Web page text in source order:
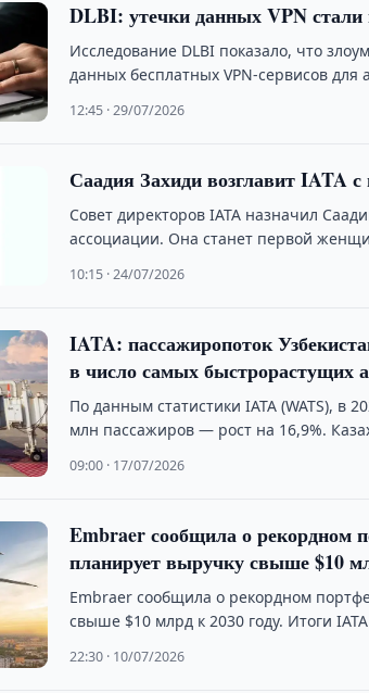
DLBI: утечки данных VPN
Исследование DLBI показало, что
данных бесплатных VPN-сервисов для
12:45 · 29/07/2026
Саадия Захиди возглавит IATA с
Совет директоров IATA назначил
ассоциации. Она станет первой
10:15 · 24/07/2026
IATA: пассажиропоток
в число самых быстрорастущих
По данным статистики IATA (WATS), в
млн пассажиров — рост на 16,9%.
09:00 · 17/07/2026
Embraer сообщила о рекордном
планирует выручку свыше $10
Embraer сообщила о рекордном
свыше $10 млрд к 2030 году. Итоги
22:30 · 10/07/2026